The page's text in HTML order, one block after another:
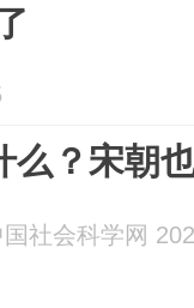
么？宋朝
国社会科学网